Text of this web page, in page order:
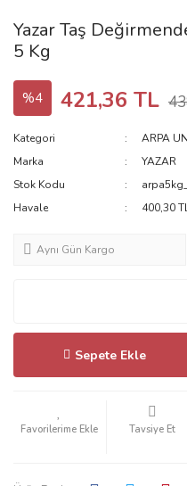
Yazar Taş
5 Kg
%4 421,36 TL
Kategori ARPA
Marka
YAZAR
Stok Kodu
Havale
400,30
Aynı Gün Kargo
Sepete Ekle
Tavsiye Et